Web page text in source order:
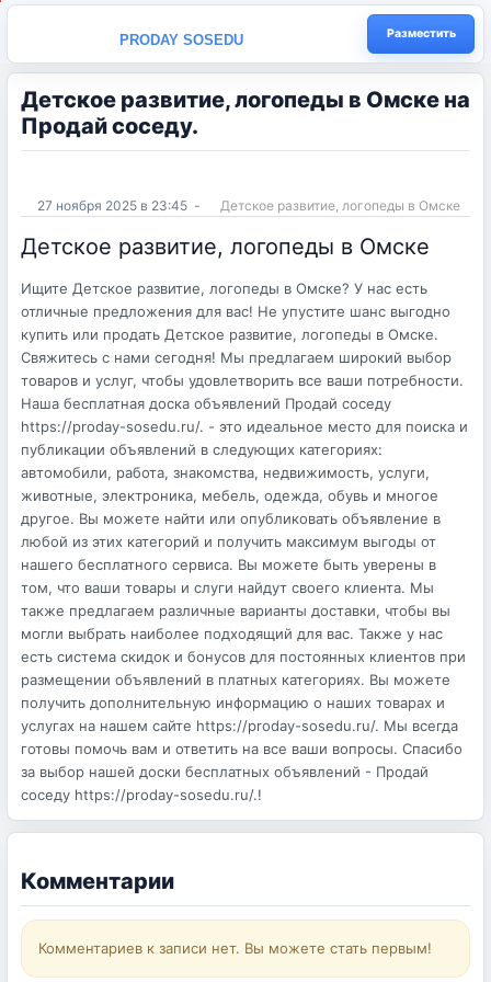
PRODAY SOSEDU Разместить
Детское развитие, логопеды в Омске на
Продай соседу.
27 ноября 2025 в 23:45 - Детское развитие, логопеды в Омске
Детское развитие, логопеды в Омске
Ищите Детское развитие, логопеды в Омске? У нас есть
отличные предложения для вас! Не упустите шанс выгодно
купить или продать Детское развитие, логопеды в Омске.
Свяжитесь с нами сегодня! Мы предлагаем широкий выбор
товаров и услуг, чтобы удовлетворить все ваши потребности.
Наша бесплатная доска объявлений Продай соседу
https://proday-sosedu.ru/. - это идеальное место для поиска и
публикации объявлений в следующих категориях:
автомобили, работа, знакомства, недвижимость, услуги,
животные, электроника, мебель, одежда, обувь и многое
другое. Вы можете найти или опубликовать объявление в
любой из этих категорий и получить максимум выгоды от
нашего бесплатного сервиса. Вы можете быть уверены в
том, что ваши товары и слуги найдут своего клиента. Мы
также предлагаем различные варианты доставки, чтобы вы
могли выбрать наиболее подходящий для вас. Также у нас
есть система скидок и бонусов для постоянных клиентов при
размещении объявлений в платных категориях. Вы можете
получить дополнительную информацию о наших товарах и
услугах на нашем сайте https://proday-sosedu.ru/. Мы всегда
готовы помочь вам и ответить на все ваши вопросы. Спасибо
за выбор нашей доски бесплатных объявлений - Продай
соседу https://proday-sosedu.ru/.!
Комментарии
Комментариев к записи нет. Вы можете стать первым!